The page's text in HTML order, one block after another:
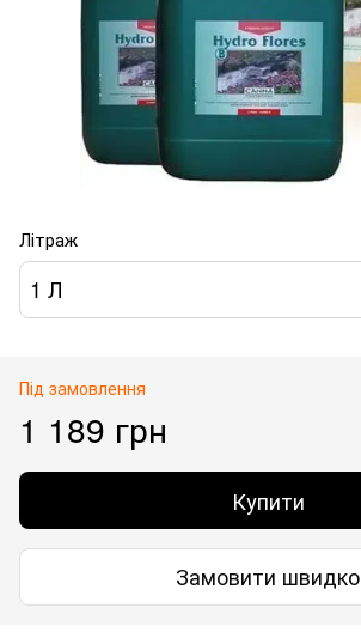
Літраж
1 Л
Під замовлення
1 189 грн
Купити
Замовити швидко